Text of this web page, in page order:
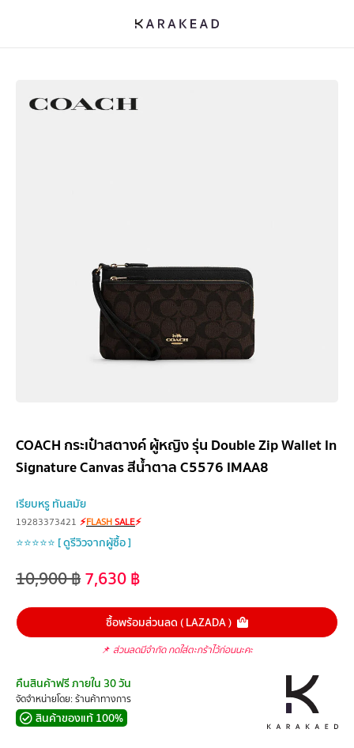
COACH กระเป๋าสตางค์ ผู้หญิง รุ่น Double Zip Wallet In
Signature Canvas สีน้ำตาล C5576 IMAA8
เรียบหรู ทันสมัย
19283373421 ⚡FLASHSALE⚡
⭐⭐⭐⭐⭐ [ ดูรีวิวจากผู้ซื้อ ]
10,900฿7,630฿
ซื้อพร้อมส่วนลด ( LAZADA )
📌 ส่วนลดมีจำกัด กดใส่ตะกร้าไว้ก่อนนะคะ
คืนสินค้าฟรี ภายใน 30 วัน
จัดจำหน่ายโดย: ร้านค้าทางการ
สินค้าของแท้ 100%